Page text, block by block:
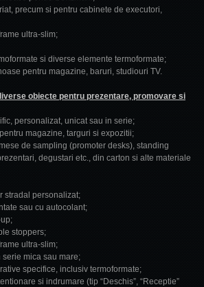
precum si pentru cabinete de executori,
ultra-slim;
si diverse elemente termoformate;
pentru magazine, baruri, studiouri TV.
obiecte pentru prezentare, promovare si
personalizat, unicat sau in serie;
magazine, targuri si expozitii;
de sampling (promoter desks), standing
degustari etc., din carton si alte materiale
stradal personalizat;
sau cu autocolant;
stoppers;
ultra-slim;
mica sau mare;
specifice, inclusiv termoformate;
si indrumare (tip “Deschis”, “Receptie”